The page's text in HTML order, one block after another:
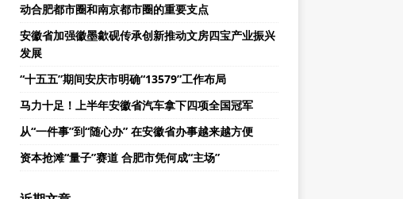
动合肥都市圈和南京都市圈的重要支点
安徽省加强徽墨歙砚传承创新推动文房四宝产业振兴
发展
“十五五”期间安庆市明确“13579”工作布局
马力十足！上半年安徽省汽车拿下四项全国冠军
从“一件事”到“随心办” 在安徽省办事越来越方便
资本抢滩“量子”赛道 合肥市凭何成“主场”